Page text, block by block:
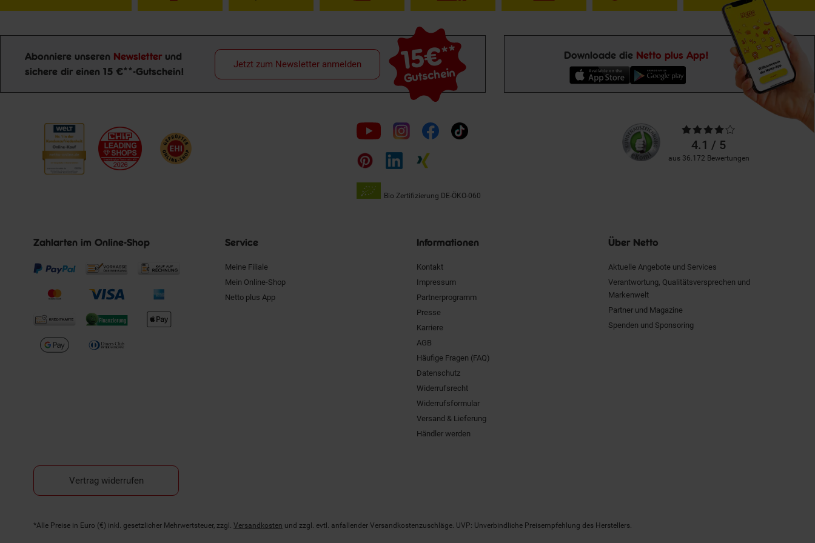
Newsletter Anmeldung
Abonniere unseren Newsletter und
sichere dir einen 15 €**-Gutschein!
15€**
Gutschein
Jetzt zum Newsletter anmelden
Downloade die Netto plus App!
Folge
uns
auf
Bio Zertifizierung DE-ÖKO-060
Unsere
Kundenbewertungen
Durchschnittliche
Bewertungen4.1 / 5
aus 36.172 Bewertungen
Zahlarten im Online-Shop Service
Meine Filiale
Mein Online-Shop
Netto plus App
Informationen
Kontakt
Impressum
Partnerprogramm
Presse
Karriere
AGB
Häufige Fragen (FAQ)
Datenschutz
Widerrufsrecht
Widerrufsformular
Versand & Lieferung
Händler werden
Über Netto
Aktuelle Angebote und Services
Verantwortung, Qualitätsversprechen und
Markenwelt
Partner und Magazine
Spenden und Sponsoring
Vertrag widerrufen
Fußnoten
*Alle Preise in Euro (€) inkl. gesetzlicher Mehrwertsteuer, zzgl. Versandkosten und zzgl. evtl. anfallender Versandkostenzuschläge. UVP: Unverbindliche Preisempfehlung des Herstellers.